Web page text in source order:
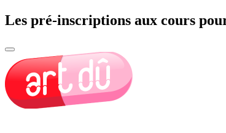
Les pré-inscriptions aux cours